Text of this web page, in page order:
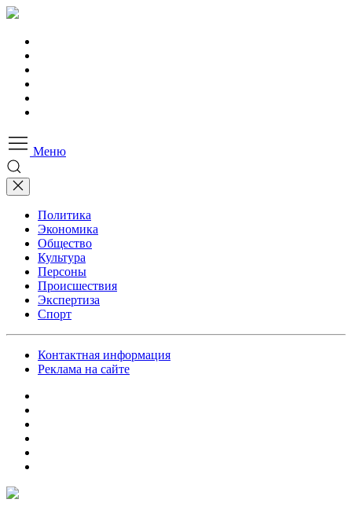
Меню
Политика
Экономика
Общество
Культура
Персоны
Происшествия
Экспертиза
Спорт
Контактная информация
Реклама на сайте